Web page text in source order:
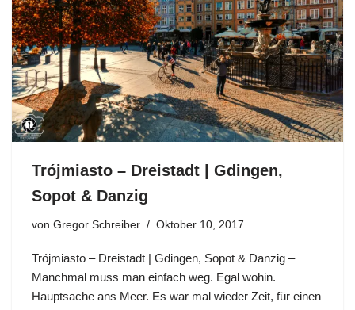
Trójmiasto – Dreistadt | Gdingen,
Sopot & Danzig
von Gregor Schreiber Oktober 10, 2017
Trójmiasto – Dreistadt | Gdingen, Sopot & Danzig –
Manchmal muss man einfach weg. Egal wohin.
Hauptsache ans Meer. Es war mal wieder Zeit, für einen